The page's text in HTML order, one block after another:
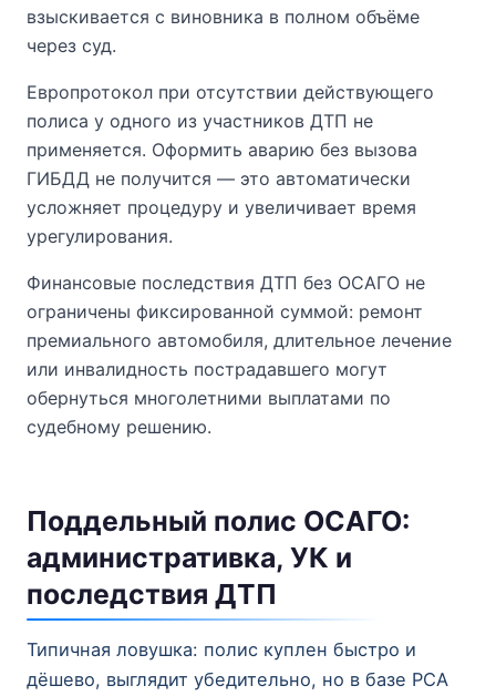
взыскивается с виновника в полном объёме
через суд.
Европротокол при отсутствии действующего
полиса у одного из участников ДТП не
применяется. Оформить аварию без вызова
ГИБДД не получится — это автоматически
усложняет процедуру и увеличивает время
урегулирования.
Финансовые последствия ДТП без ОСАГО не
ограничены фиксированной суммой: ремонт
премиального автомобиля, длительное лечение
или инвалидность пострадавшего могут
обернуться многолетними выплатами по
судебному решению.
Поддельный полис ОСАГО:
административка, УК и
последствия ДТП
Типичная ловушка: полис куплен быстро и
дёшево, выглядит убедительно, но в базе РСА